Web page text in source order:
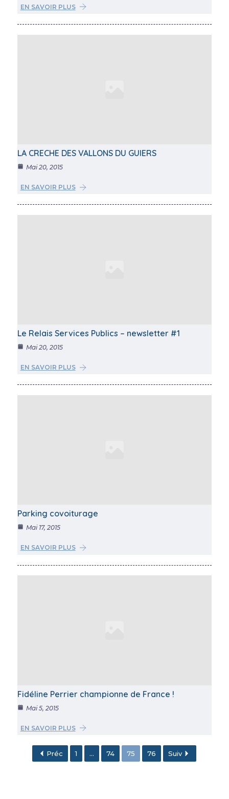
EN SAVOIR PLUS
LA CRECHE DES VALLONS DU GUIERS
Mai 20, 2015
EN SAVOIR PLUS
Le Relais Services Publics – newsletter #1
Mai 20, 2015
EN SAVOIR PLUS
Parking covoiturage
Mai 17, 2015
EN SAVOIR PLUS
Fidéline Perrier championne de France !
Mai 5, 2015
EN SAVOIR PLUS
Préc 1 ... 74 75 76 Suiv